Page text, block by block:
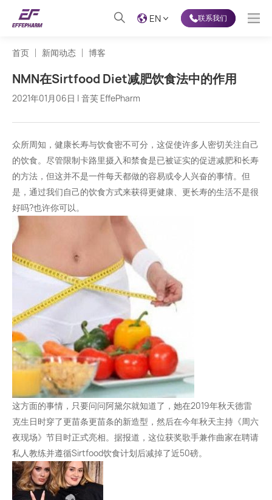
EN 联系我们
首页 新闻动态 博客
NMN在Sirtfood Diet减肥饮食法中的作用
2021年01月06日 | 音芙 EffePharm
众所周知，健康长寿与饮食密不可分，这促使许多人密切关注自己
的饮食。尽管限制卡路里摄入和禁食是已被证实的促进减肥和长寿
的方法，但这并不是一件每天都做的容易或令人兴奋的事情。但
是，通过我们自己的饮食方式来获得更健康、更长寿的生活不是很
好吗?也许你可以。
这方面的事情，只要问问阿黛尔就知道了，她在2019年秋天德雷
克生日时穿了更苗条更苗条的新造型，然后在今年秋天主持《周六
夜现场》节目时正式亮相。据报道，这位获奖歌手兼作曲家在聘请
私人教练并遵循Sirtfood饮食计划后减掉了近50磅。